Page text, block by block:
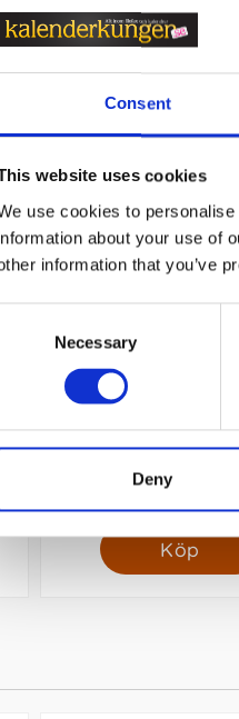
Consent
website uses cookies
use cookies to
about your use of
information that you’ve
Necessary
Deny
Köp
Klassisk gästbok
sidor Röd
259 kr/st
Köp